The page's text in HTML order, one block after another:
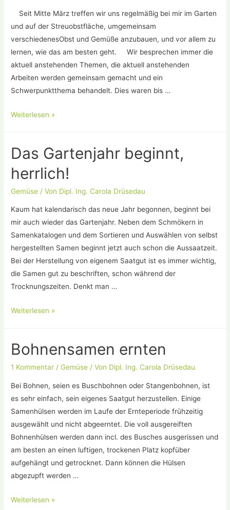
Seit Mitte März treffen wir uns regelmäßig bei mir im Garten
und auf der Streuobstfläche, umgemeinsam
verschiedenesObst und Gemüße anzubauen, und vor allem zu
lernen, wie das am besten geht. Wir besprechen immer die
aktuell anstehenden Themen, die aktuell anstehenden
Arbeiten werden gemeinsam gemacht und ein
Schwerpunktthema behandelt. Dies waren bis …
Die
Gemüseanbau
ist
im
Weiterlesen »
Das Gartenjahr beginnt,
herrlich!
Gemüse / Von Dipl. Ing. Carola Drüsedau
Kaum hat kalendarisch das neue Jahr begonnen, beginnt bei
mir auch wieder das Gartenjahr. Neben dem Schmökern in
Samenkatalogen und dem Sortieren und Auswählen von selbst
hergestellten Samen beginnt jetzt auch schon die Aussaatzeit.
Bei der Herstellung von eigenem Saatgut ist es immer wichtig,
die Samen gut zu beschriften, schon während der
Trocknungszeiten. Denkt man …
Das
herrlich!
Weiterlesen »
Bohnensamen ernten
1 Kommentar / Gemüse / Von Dipl. Ing. Carola Drüsedau
Bei Bohnen, seien es Buschbohnen oder Stangenbohnen, ist
es sehr einfach, sein eigenes Saatgut herzustellen. Einige
Samenhülsen werden im Laufe der Ernteperiode frühzeitig
ausgewählt und nicht abgeerntet. Die voll ausgereiften
Bohnenhülsen werden dann incl. des Busches ausgerissen und
am besten an einen luftigen, trockenen Platz kopfüber
aufgehängt und getrocknet. Dann können die Hülsen
abgezupft werden …
Bohnensamen
Weiterlesen »